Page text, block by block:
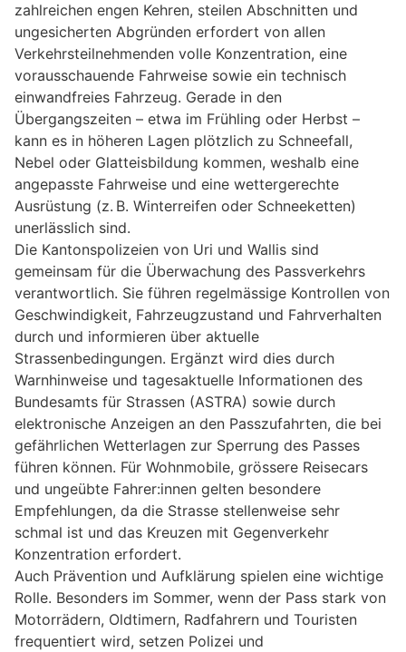
zahlreichen engen Kehren, steilen Abschnitten und
ungesicherten Abgründen erfordert von allen
Verkehrsteilnehmenden volle Konzentration, eine
vorausschauende Fahrweise sowie ein technisch
einwandfreies Fahrzeug. Gerade in den
Übergangszeiten – etwa im Frühling oder Herbst –
kann es in höheren Lagen plötzlich zu Schneefall,
Nebel oder Glatteisbildung kommen, weshalb eine
angepasste Fahrweise und eine wettergerechte
Ausrüstung (z. B. Winterreifen oder Schneeketten)
unerlässlich sind.
Die Kantonspolizeien von Uri und Wallis sind
gemeinsam für die Überwachung des Passverkehrs
verantwortlich. Sie führen regelmässige Kontrollen von
Geschwindigkeit, Fahrzeugzustand und Fahrverhalten
durch und informieren über aktuelle
Strassenbedingungen. Ergänzt wird dies durch
Warnhinweise und tagesaktuelle Informationen des
Bundesamts für Strassen (ASTRA) sowie durch
elektronische Anzeigen an den Passzufahrten, die bei
gefährlichen Wetterlagen zur Sperrung des Passes
führen können. Für Wohnmobile, grössere Reisecars
und ungeübte Fahrer:innen gelten besondere
Empfehlungen, da die Strasse stellenweise sehr
schmal ist und das Kreuzen mit Gegenverkehr
Konzentration erfordert.
Auch Prävention und Aufklärung spielen eine wichtige
Rolle. Besonders im Sommer, wenn der Pass stark von
Motorrädern, Oldtimern, Radfahrern und Touristen
frequentiert wird, setzen Polizei und